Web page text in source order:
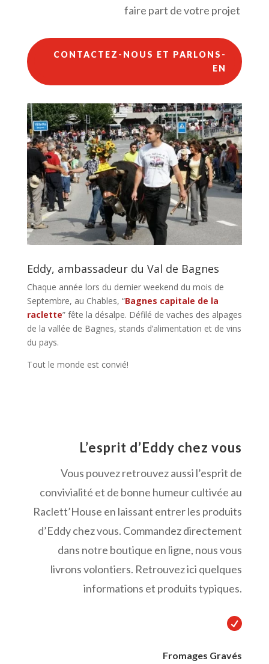
faire part de votre projet
CONTACTEZ-NOUS ET PARLONS-
EN
Eddy, ambassadeur du Val de Bagnes
Chaque année lors du dernier weekend du mois de
Septembre, au Chables, “Bagnes capitale de la
raclette” fête la désalpe. Défilé de vaches des alpages
de la vallée de Bagnes, stands d’alimentation et de vins
du pays.
Tout le monde est convié!
L’esprit d’Eddy chez vous
Vous pouvez retrouvez aussi l’esprit de
convivialité et de bonne humeur cultivée au
Raclett’House en laissant entrer les produits
d’Eddy chez vous. Commandez directement
dans notre boutique en ligne, nous vous
livrons volontiers. Retrouvez ici quelques
informations et produits typiques.

Fromages Gravés